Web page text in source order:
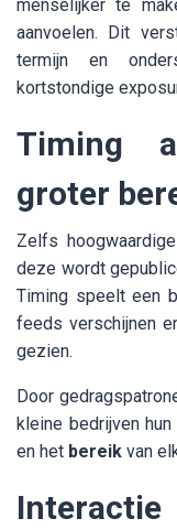
menselijker te
aanvoelen. Dit
termijn en
kortstondige
Timing
groter
Zelfs
deze wordt
Timing speelt een
feeds verschijnen
gezien.
Door
kleine bedrijven
en het bereik van